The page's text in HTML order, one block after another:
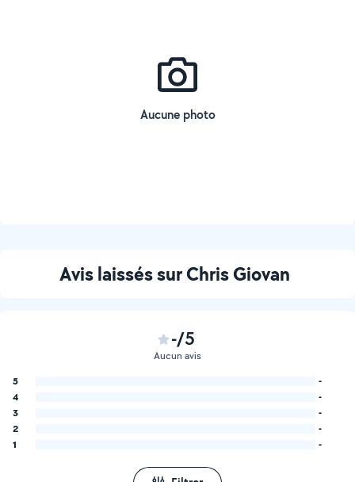
Aucune photo
Avis laissés sur Chris Giovan
-/5
Aucun avis
5
-
4
-
3
-
2
-
1
-